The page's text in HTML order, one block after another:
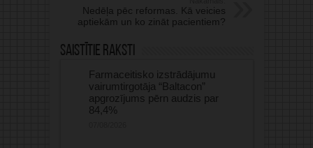
Nedēļa pēc reformas. Kā veicies
aptiekām un ko zināt pacientiem?
Saistītie raksti
Farmaceitisko izstrādājumu
vairumtirgotāja “Baltacon”
apgrozījums pērn audzis par
84,4%